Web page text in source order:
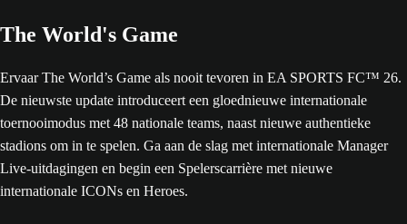
The World's Game
Ervaar The World’s Game als nooit tevoren in EA SPORTS FC™ 26.
De nieuwste update introduceert een gloednieuwe internationale
toernooimodus met 48 nationale teams, naast nieuwe authentieke
stadions om in te spelen. Ga aan de slag met internationale Manager
Live-uitdagingen en begin een Spelerscarrière met nieuwe
internationale ICONs en Heroes.